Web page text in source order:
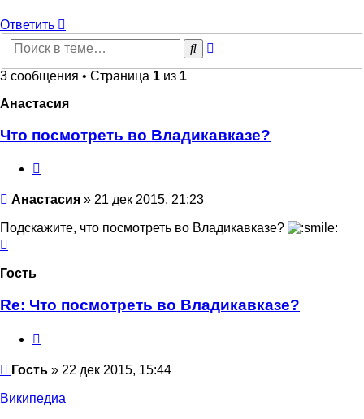
Ответить
Поиск
3 сообщения • Страница 1 из 1
Анастасия
Что посмотреть во Владикавказе?
Сообщение
Анастасия » 21 дек 2015, 21:23
Подскажите, что посмотреть во Владикавказе?
началу
Гость
Re: Что посмотреть во Владикавказе?
Сообщение
Гость » 22 дек 2015, 15:44
Википедиа